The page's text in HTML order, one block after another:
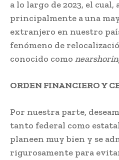
a lo largo de 2023, el
principalmente a una
extranjero en nuestro
fenómeno de
conocido como
ORDEN FINANCIERO Y
Por nuestra parte,
tanto federal como
planeen muy bien y se
rigurosamente para